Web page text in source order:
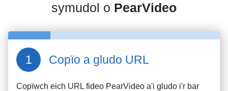
symudol o PearVideo
Copïo a gludo URL
Copïwch eich URL fideo PearVideo a'i gludo i'r bar